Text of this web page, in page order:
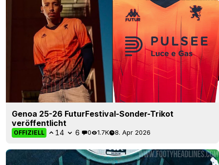
Genoa 25-26 FuturFestival-Sonder-Trikot
veröffentlicht
OFFIZIELL 14 6 0 1.7K 8. Apr 2026